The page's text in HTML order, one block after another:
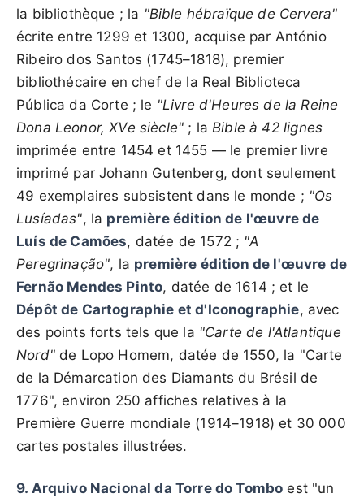
la bibliothèque ; la "Bible hébraïque de Cervera"
écrite entre 1299 et 1300, acquise par António
Ribeiro dos Santos (1745–1818), premier
bibliothécaire en chef de la Real Biblioteca
Pública da Corte ; le "Livre d'Heures de la Reine
Dona Leonor, XVe siècle" ; laBible à 42 lignes
imprimée entre 1454 et 1455 — le premier livre
imprimé par Johann Gutenberg, dont seulement
49 exemplaires subsistent dans le monde ; "Os
Lusíadas", la première édition de l'œuvre de
Luís de Camões, datée de 1572 ; "A
Peregrinação", la première édition de l'œuvre de
Fernão Mendes Pinto, datée de 1614 ; et le
Dépôt de Cartographie et d'Iconographie, avec
des points forts tels que la "Carte de l'Atlantique
Nord"de Lopo Homem, datée de 1550, la "Carte
de la Démarcation des Diamants du Brésil de
1776", environ 250 affiches relatives à la
Première Guerre mondiale (1914–1918) et 30 000
cartes postales illustrées.
9. Arquivo Nacional da Torre do Tombo est "un